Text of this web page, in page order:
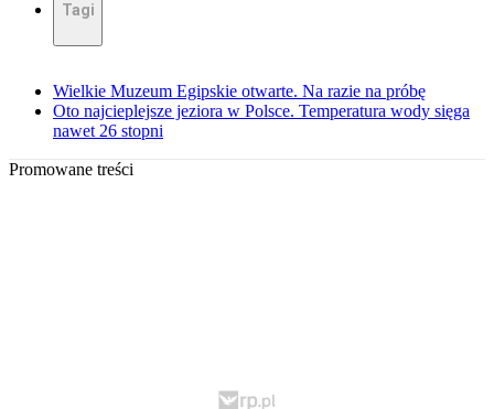
Tagi
Wielkie Muzeum Egipskie otwarte. Na razie na próbę
Oto najcieplejsze jeziora w Polsce. Temperatura wody sięga
nawet 26 stopni
Promowane treści